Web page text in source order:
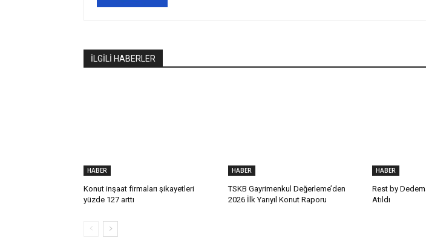
İLGİLİ HABERLER
HABER
Konut inşaat firmaları şikayetleri
yüzde 127 arttı
HABER
TSKB Gayrimenkul Değerleme’den
2026 İlk Yarıyıl Konut Raporu
HABER
Rest by
Atıldı